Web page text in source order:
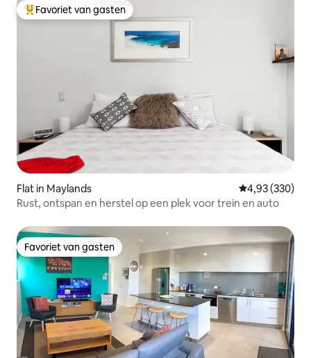
Topfavoriet van gasten
Favoriet van gasten
Flat in Maylands Gemiddelde
4,93 (330)
Rust, ontspan en herstel op een plek voor trein en auto
Favoriet van gasten
Favoriet van gasten